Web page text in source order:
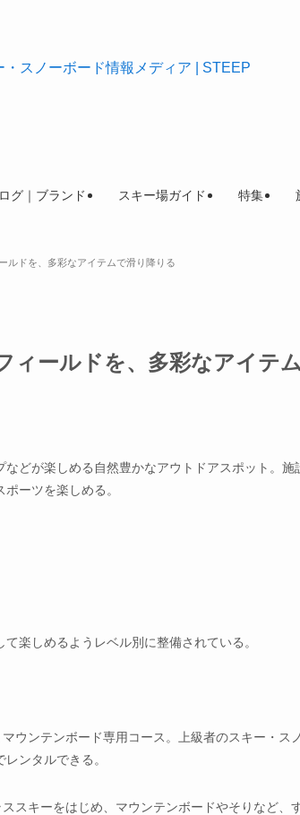
グ｜ブランド スキー場ガイド 特集
ルドを、多彩なアイテムで滑り降りる
ィールドを、多彩なアイテ
どが楽しめる自然豊かなアウトドアスポット。施
ーツを楽しめる。
楽しめるようレベル別に整備されている。
ウンテンボード専用コース。上級者のスキー・ス
ンタルできる。
スキーをはじめ、マウンテンボードやそりなど、